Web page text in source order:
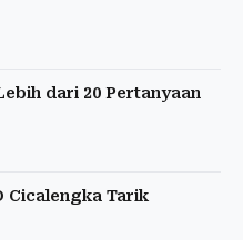
dari 20 Pertanyaan
Cicalengka Tarik